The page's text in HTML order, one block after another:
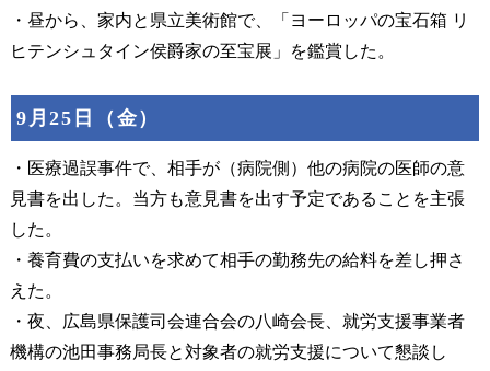
・昼から、家内と県立美術館で、「ヨーロッパの宝石箱 リ
ヒテンシュタイン侯爵家の至宝展」を鑑賞した。
9月25日（金）
・医療過誤事件で、相手が（病院側）他の病院の医師の意
見書を出した。当方も意見書を出す予定であることを主張
した。
・養育費の支払いを求めて相手の勤務先の給料を差し押さ
えた。
・夜、広島県保護司会連合会の八崎会長、就労支援事業者
機構の池田事務局長と対象者の就労支援について懇談し